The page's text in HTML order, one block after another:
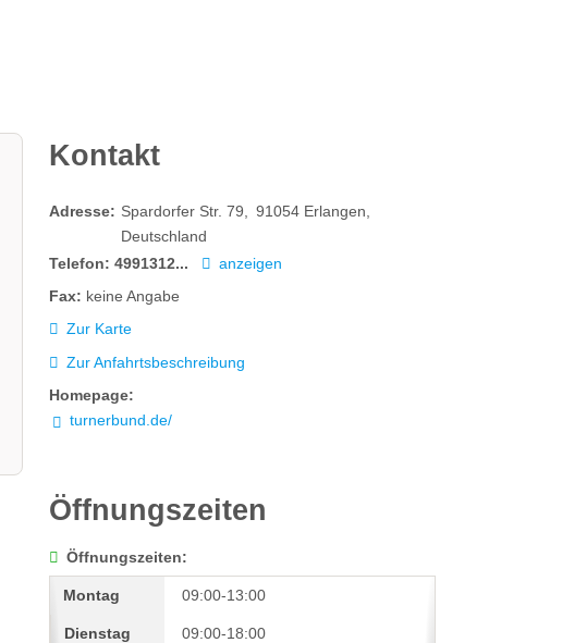
Kontakt
Adresse: Spardorfer Str. 79 91054 Erlangen
Deutschland
Telefon: 4991312...
anzeigen
Fax: keine Angabe
Zur Karte
Zur Anfahrtsbeschreibung
Homepage:
turnerbund.de/
Öffnungszeiten
Öffnungszeiten:
Montag
Dienstag
09:00-13:00
09:00-18:00